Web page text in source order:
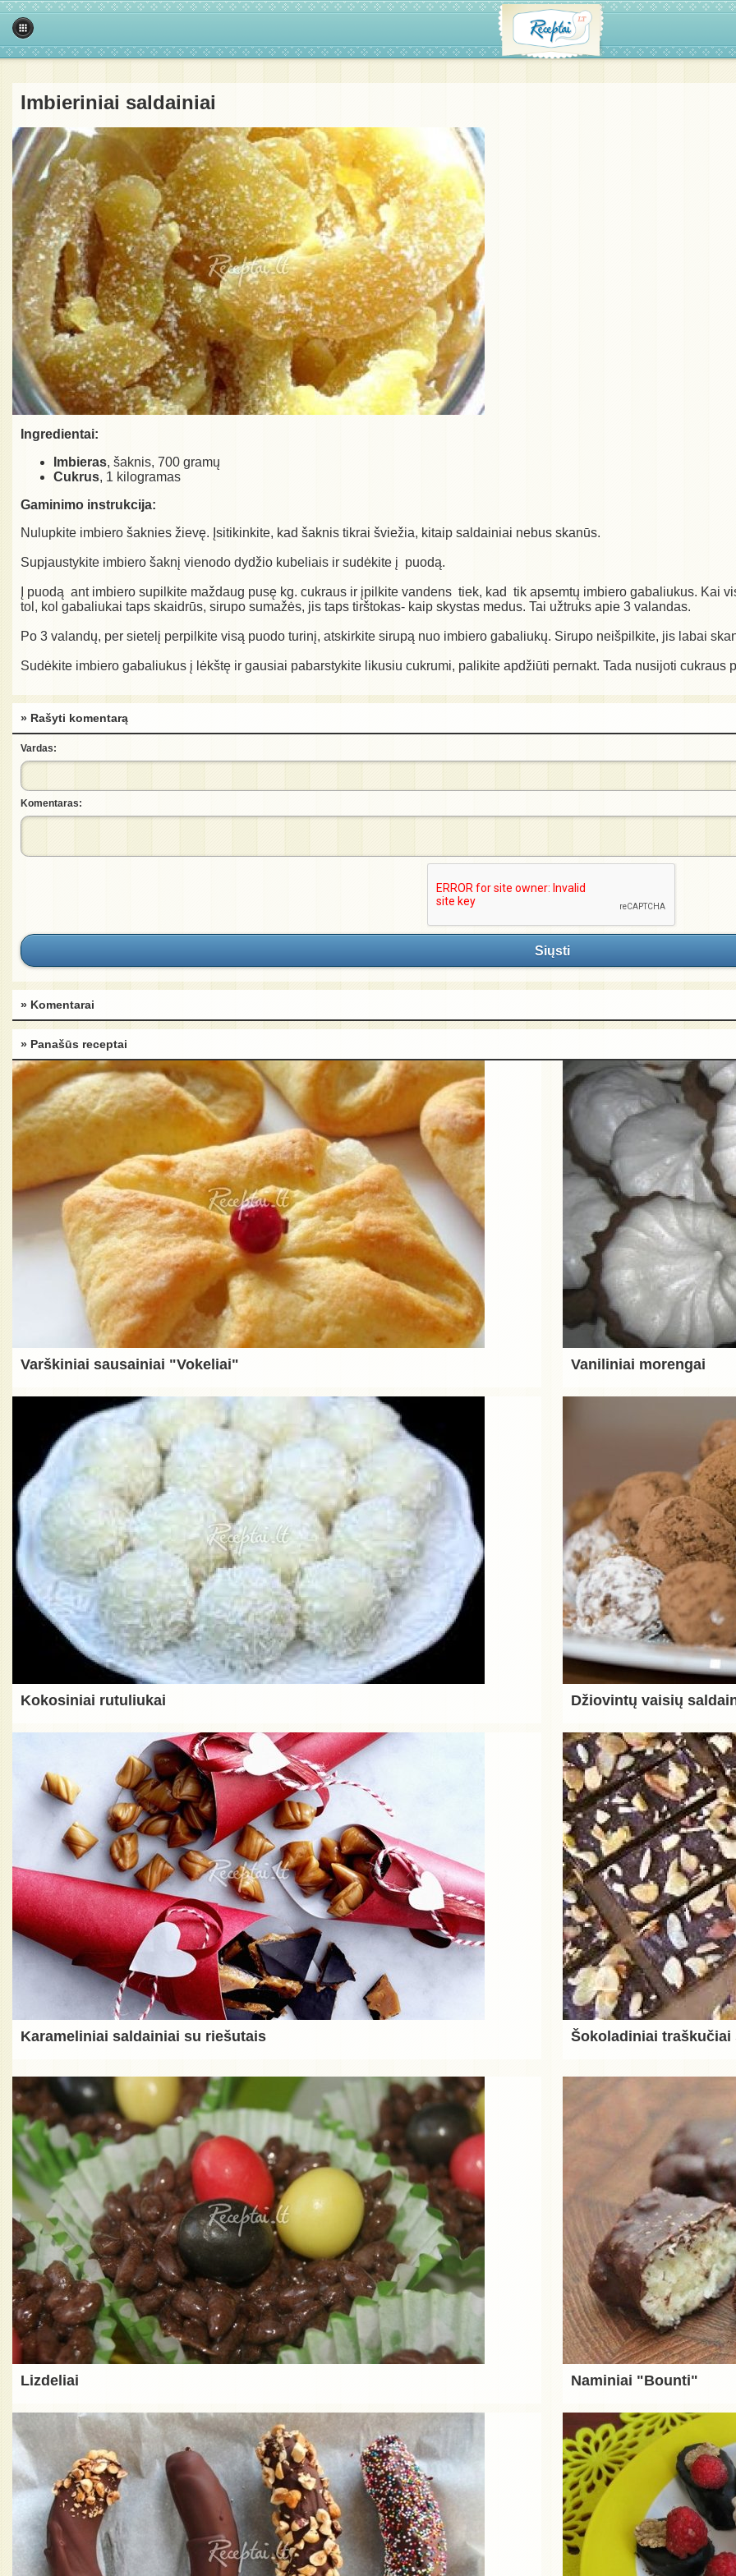
Imbieriniai saldainiai
Ingredientai:
Imbieras, šaknis, 700 gramų
Cukrus, 1 kilogramas
Gaminimo instrukcija:
Nulupkite imbiero šaknies žievę. Įsitikinkite, kad šaknis tikrai šviežia, kitaip saldainiai nebus skanūs.
Supjaustykite imbiero šaknį vienodo dydžio kubeliais ir sudėkite į puodą.
Į puodą ant imbiero supilkite maždaug pusę kg. cukraus ir įpilkite vandens tiek, kad tik apsemtų imbiero gabaliukus. Kai
tol, kol gabaliukai taps skaidrūs, sirupo sumažės, jis taps tirštokas- kaip skystas medus. Tai užtruks apie 3 valandas.
Po 3 valandų, per sietelį perpilkite visą puodo turinį, atskirkite sirupą nuo imbiero gabaliukų. Sirupo neišpilkite, jis labai
Sudėkite imbiero gabaliukus į lėkštę ir gausiai pabarstykite likusiu cukrumi, palikite apdžiūti pernakt. Tada nusijoti
» Rašyti komentarą
Vardas:
Komentaras:
Siųsti
» Komentarai
» Panašūs receptai
Varškiniai sausainiai "Vokeliai" Vaniliniai morengai
Kokosiniai rutuliukai Džiovintų vaisių
Karameliniai saldainiai su riešutais Šokoladiniai traškučiai
Lizdeliai Naminiai "Bounti"